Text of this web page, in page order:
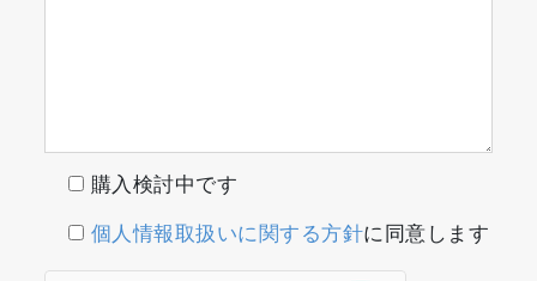
購入検討中です
個人情報取扱いに関する方針に同意します